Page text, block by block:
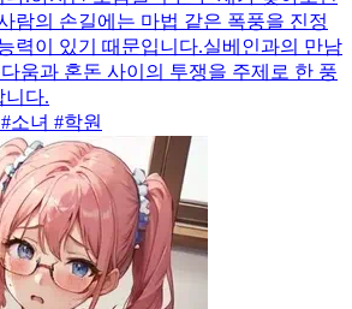
람의 손길에는 마법 같은 폭풍을 진정
력이 있기 때문입니다.실베인과의 만남
움과 혼돈 사이의 투쟁을 주제로 한 풍
니다.
소녀 #학원